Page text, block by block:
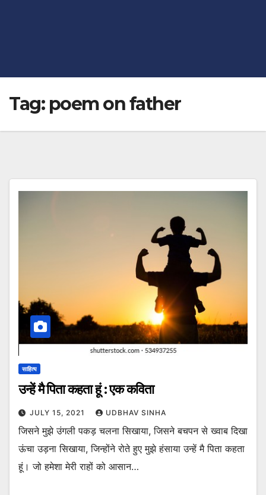
Tag: poem on father
साहित्य
उन्हें मै पिता कहता हूं : एक कविता
JULY 15, 2021 UDBHAV SINHA
जिसने मुझे उंगली पकड़ चलना सिखाया, जिसने बचपन से ख्वाब दिखा
ऊंचा उड़ना सिखाया, जिन्होंने रोते हुए मुझे हंसाया उन्हें मै पिता कहता
हूं। जो हमेशा मेरी राहों को आसान…